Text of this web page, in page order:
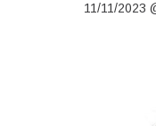
11/11/2023